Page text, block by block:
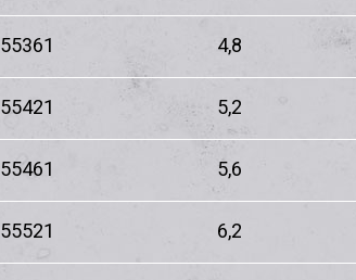
55361 4,8
55421 5,2
55461 5,6
55521 6,2